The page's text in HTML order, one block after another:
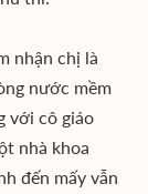
nhận chị là
nước mềm
với cô giáo
nhà khoa
đến mấy vẫn